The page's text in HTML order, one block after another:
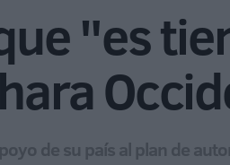
"es
de su país al plan de